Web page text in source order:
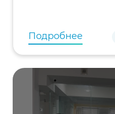
Подробнее